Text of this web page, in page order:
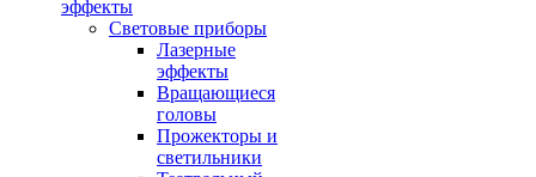
эффекты
Световые приборы
Лазерные
эффекты
Вращающиеся
головы
Прожекторы и
светильники